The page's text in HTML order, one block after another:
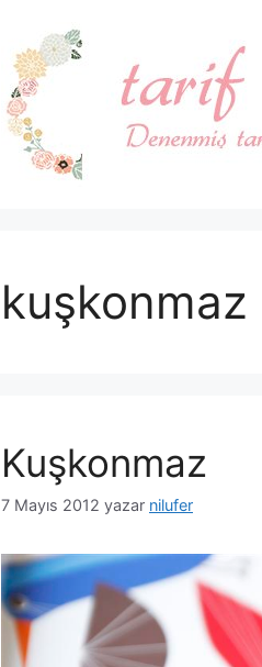
kuşkonmaz
Kuşkonmaz
7 Mayıs 2012 yazar nilufer